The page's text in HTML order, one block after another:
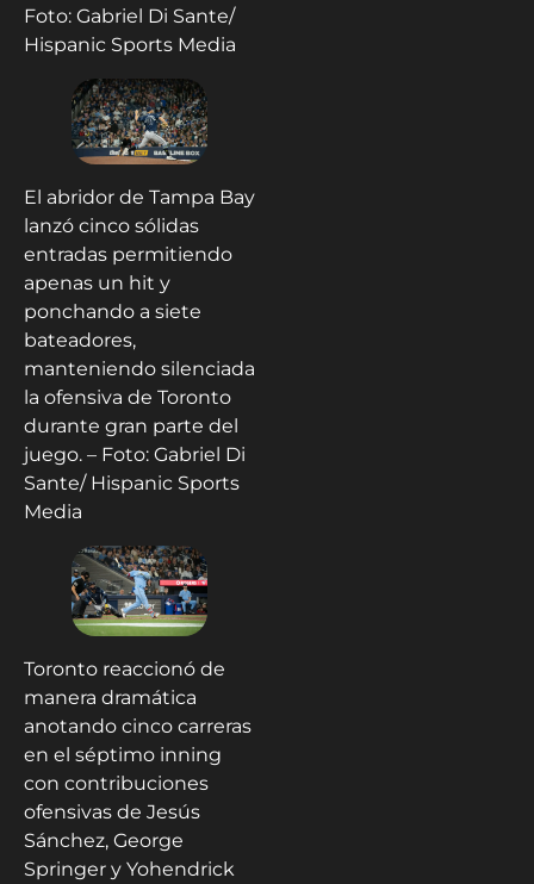
Foto: Gabriel Di Sante/
Hispanic Sports Media
El abridor de Tampa Bay
lanzó cinco sólidas
entradas permitiendo
apenas un hit y
ponchando a siete
bateadores,
manteniendo silenciada
la ofensiva de Toronto
durante gran parte del
juego. – Foto: Gabriel Di
Sante/ Hispanic Sports
Media
Toronto reaccionó de
manera dramática
anotando cinco carreras
en el séptimo inning
con contribuciones
ofensivas de Jesús
Sánchez, George
Springer y Yohendrick